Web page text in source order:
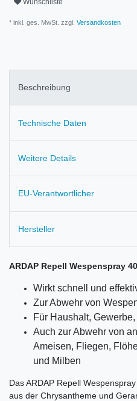
* inkl. ges. MwSt. zzgl. Versandkosten
Beschreibung
Technische Daten
Weitere Details
EU-Verantwortlicher
Hersteller
ARDAP Repell Wespenspray
Wirkt schnell und
Zur Abwehr von
Für Haushalt,
Auch zur Abwehr von
Ameisen, Fliegen,
und Milben
Das ARDAP Repell
aus der Chrysantheme und